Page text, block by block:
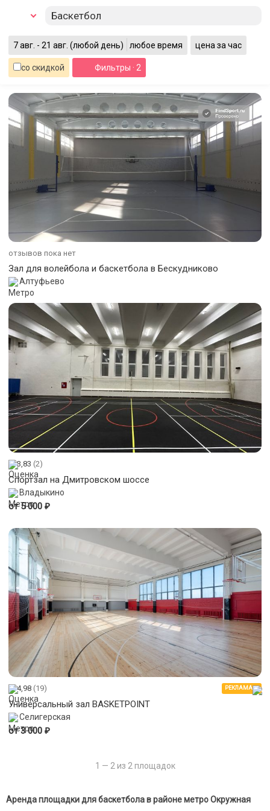
Баскетбол
7 авг. - 21 авг. (любой день) любое время цена за час
со скидкой Фильтры · 2
отзывов пока нет
Зал для волейбола и баскетбола в Бескудниково
Алтуфьево
3,83 (2)
Спортзал на Дмитровском шоссе
Владыкино
от 5 000 ₽
4,98 (19) РЕКЛАМА
Универсальный зал BASKETPOINT
Селигерская
от 3 000 ₽
1 — 2 из 2 площадок
Аренда площадки для баскетбола в районе метро Окружная